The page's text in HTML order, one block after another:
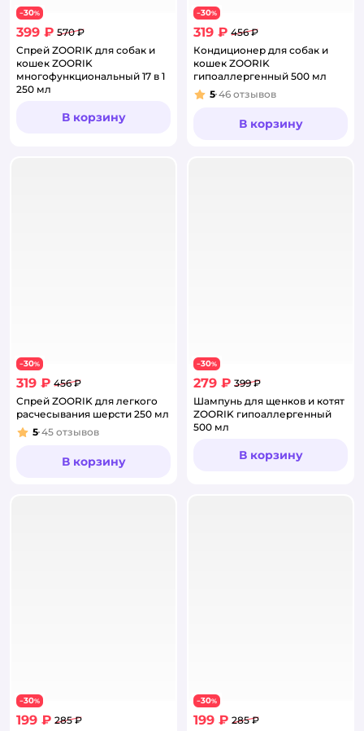
−30%
399 ₽ 570 ₽
Спрей ZOORIK для собак и
кошек ZOORIK
многофункциональный 17 в 1
250 мл
В корзину
−30%
319 ₽ 456 ₽
Кондиционер для собак и
кошек ZOORIK
гипоаллергенный 500 мл
Рейтинг:
5 46 отзывов
В корзину
−30%
319 ₽ 456 ₽
Спрей ZOORIK для легкого
расчесывания шерсти 250 мл
Рейтинг:
5 45 отзывов
В корзину
−30%
279 ₽ 399 ₽
Шампунь для щенков и котят
ZOORIK гипоаллергенный
500 мл
В корзину
−30%
199 ₽ 285 ₽
−30%
199 ₽ 285 ₽